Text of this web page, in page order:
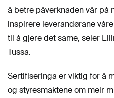
å betre påverknaden vår på
inspirere leverandørane
til å gjere det same, seier
Tussa.
Sertifiseringa er viktig for å
og styresmaktene om meir